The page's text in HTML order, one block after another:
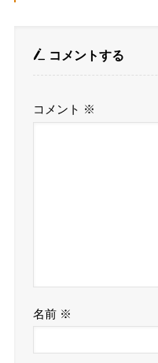
コメントする
コメント ※
名前 ※